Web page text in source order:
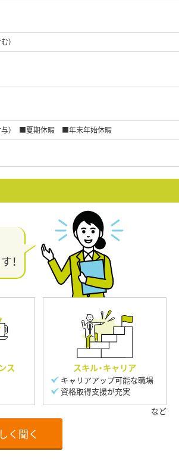
）
付与） ■夏期休暇 ■年末年始休暇
！
ス スキル・キャリア
キャリアアップ可能な職場
資格取得支援が充実
く聞く